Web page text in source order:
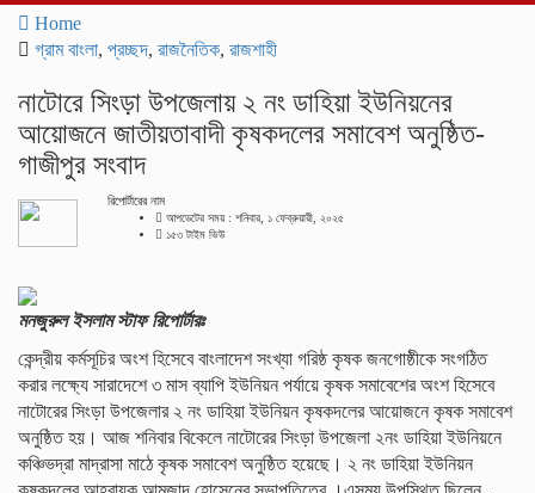
Home
গ্রাম বাংলা, প্রচ্ছদ, রাজনৈতিক, রাজশাহী
নাটোরে সিংড়া উপজেলায় ২ নং ডাহিয়া ইউনিয়নের
আয়োজনে জাতীয়তাবাদী কৃষকদলের সমাবেশ অনুষ্ঠিত-
গাজীপুর সংবাদ
রিপোর্টারের নাম
আপডেটের সময় : শনিবার, ১ ফেব্রুয়ারী, ২০২৫
১৫৩ টাইম ভিউ
মনজুরুল ইসলাম স্টাফ রিপোর্টারঃ
কেন্দ্রীয় কর্মসূচির অংশ হিসেবে বাংলাদেশ সংখ্যা গরিষ্ঠ কৃষক জনগোষ্ঠীকে সংগঠিত
করার লক্ষ্যে সারাদেশে ৩ মাস ব্যাপি ইউনিয়ন পর্যায়ে কৃষক সমাবেশের অংশ হিসেবে
নাটোরের সিংড়া উপজেলার ২ নং ডাহিয়া ইউনিয়ন কৃষকদলের আয়োজনে কৃষক সমাবেশ
অনুষ্ঠিত হয়। আজ শনিবার বিকেলে নাটোরের সিংড়া উপজেলা ২নং ডাহিয়া ইউনিয়নে
কঞ্চিভদ্রা মাদ্রাসা মাঠে কৃষক সমাবেশ অনুষ্ঠিত হয়েছে। ২ নং ডাহিয়া ইউনিয়ন